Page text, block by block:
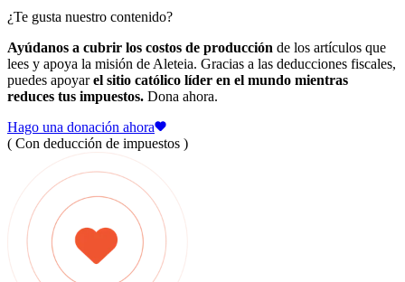
¿Te gusta nuestro contenido?
Ayúdanos a cubrir los costos de producción de los artículos que
lees y apoya la misión de Aleteia. Gracias a las deducciones fiscales,
puedes apoyarel sitio católico líder en el mundo mientras
reduces tus impuestos. Dona ahora.
Hago una donación ahora
( Con deducción de impuestos )